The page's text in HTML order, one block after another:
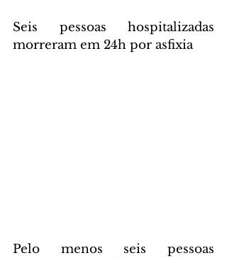
Seis pessoas hospitalizadas
morreram em 24h por asfixia
Pelo menos seis pessoas